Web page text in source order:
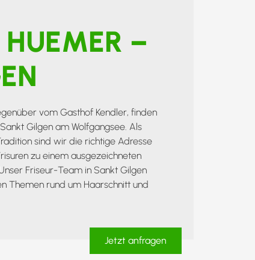
HUEMER –
vom Gasthof Kendler, finden
Gilgen am Wolfgangsee. Als
sind wir die richtige Adresse
zu einem ausgezeichneten
Friseur-Team in Sankt Gilgen
Themen rund um Haarschnitt und
Jetzt anfragen